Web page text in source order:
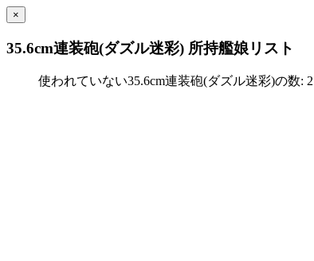
×
35.6cm連装砲(ダズル迷彩) 所持艦娘リスト
使われていない35.6cm連装砲(ダズル迷彩)の数: 2